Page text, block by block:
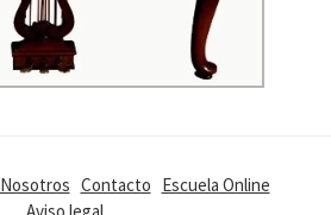
Nosotros Contacto Escuela Online